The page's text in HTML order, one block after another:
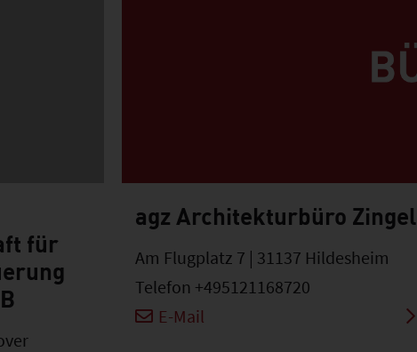
für
agz Architekturbüro Zingel
Am Flugplatz 7 | 31137 Hildesheim
Telefon +495121168720
E-Mail